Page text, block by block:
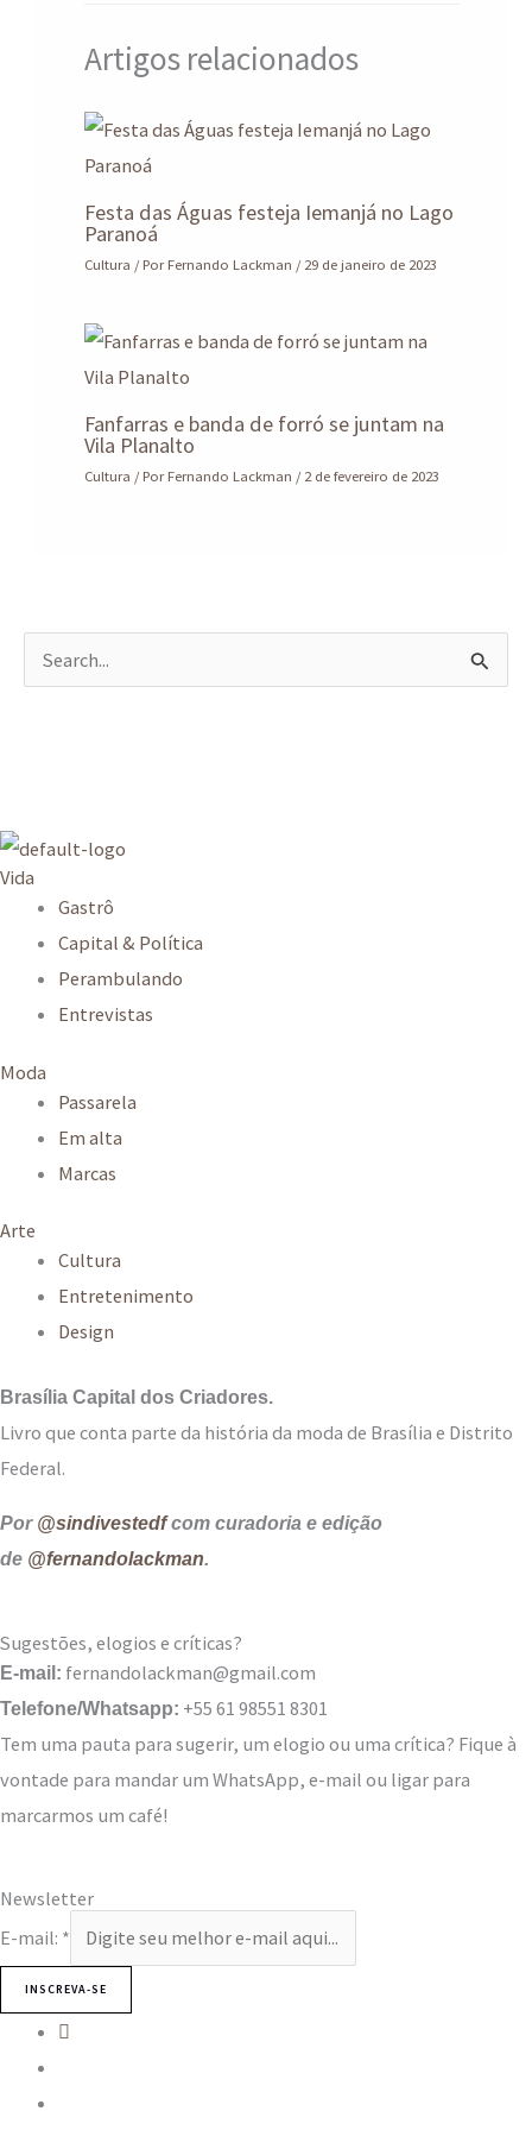
Artigos relacionados
Festa das Águas festeja Iemanjá no Lago
Paranoá
Cultura / PorFernando Lackman /29 de janeiro de 2023
Fanfarras e banda de forró se juntam na
Vila Planalto
Cultura / PorFernando Lackman /2 de fevereiro de 2023
i
r
Vida
Gastrô
Capital & Política
Perambulando
Entrevistas
Moda
Passarela
Em alta
Marcas
Arte
Cultura
Entretenimento
Design
Brasília Capital dos Criadores.
Livro que conta parte da história da moda de Brasília e Distrito
Federal.
Por @sindivestedfcom curadoria e edição
de @fernandolackman.
Sugestões, elogios e críticas?
E-mail: fernandolackman@gmail.com
Telefone/Whatsapp: +55 61 98551 8301
Tem uma pauta para sugerir, um elogio ou uma crítica? Fique à
vontade para mandar um WhatsApp, e-mail ou ligar para
marcarmos um café!
Newsletter
E-mail: *
INSCREVA-SE